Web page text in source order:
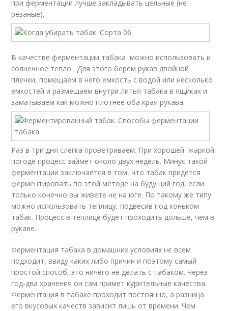
при ферментации лучше закладывать цельные (не
резаные).
В качестве ферментации табака можно использовать и
солнечное тепло . Для этого берем рукав двойной
пленки, помещаем в него емкость с водой или несколько
емкостей и размещаем внутри литья табака в ящиках и
заматываем как можно плотнее оба края рукава.
Раз в три дня слегка проветриваем. При хорошей жаркой
погоде процесс займет около двух недель. Минус такой
ферментации заключается в том, что табак придется
ферментировать по этой методе на будущий год, если
только конечно вы живете не на юге. По такому же типу
можно использовать теплицу, подвесив под коньком
табак. Процесс в теплице будет проходить дольше, чем в
рукаве.
Ферментация табака в домашних условиях не всем
подходит, ввиду каких либо причин и поэтому самый
простой способ, это ничего не делать с табаком. Через
год-два хранения он сам примет курительные качества.
Ферментация в табаке проходит постоянно, а разница
его вкусовых качеств зависит лишь от времени. Чем